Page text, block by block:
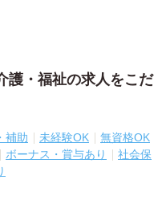
護・福祉の求人をこだ
補助 未経験OK
無資格OK
ボーナス・賞与あり
社会保